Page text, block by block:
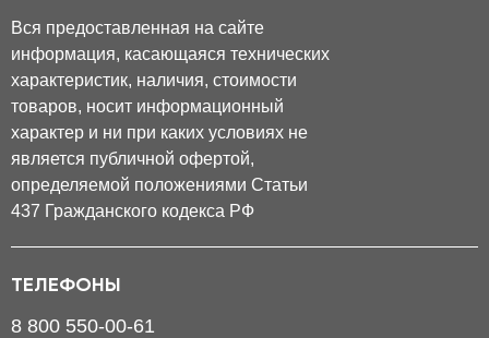
Вся предоставленная на сайте
информация, касающаяся технических
характеристик, наличия, стоимости
товаров, носит информационный
характер и ни при каких условиях не
является публичной офертой,
определяемой положениями Статьи
437 Гражданского кодекса РФ
ТЕЛЕФОНЫ
8 800 550-00-61